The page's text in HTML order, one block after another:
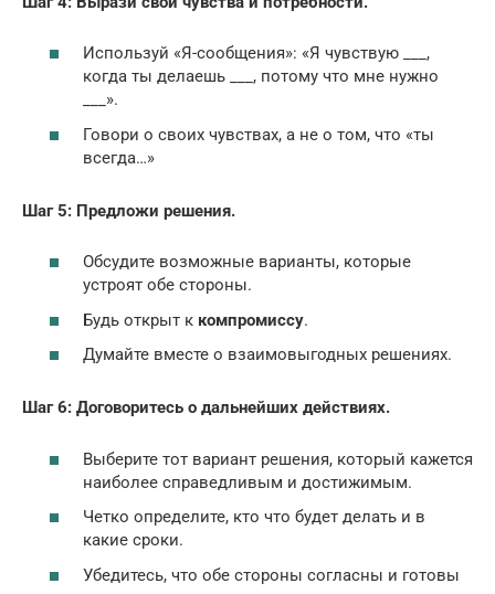
Используй «Я-сообщения»: «Я чувствую ___,
когда ты делаешь ___, потому что мне нужно
___».
Говори о своих чувствах, а не о том, что «ты
всегда…»
Шаг 5: Предложи решения.
Обсудите возможные варианты, которые
устроят обе стороны.
Будь открыт к компромиссу.
Думайте вместе о взаимовыгодных решениях.
Шаг 6: Договоритесь о дальнейших действиях.
Выберите тот вариант решения, который кажется
наиболее справедливым и достижимым.
Четко определите, кто что будет делать и в
какие сроки.
Убедитесь, что обе стороны согласны и готовы